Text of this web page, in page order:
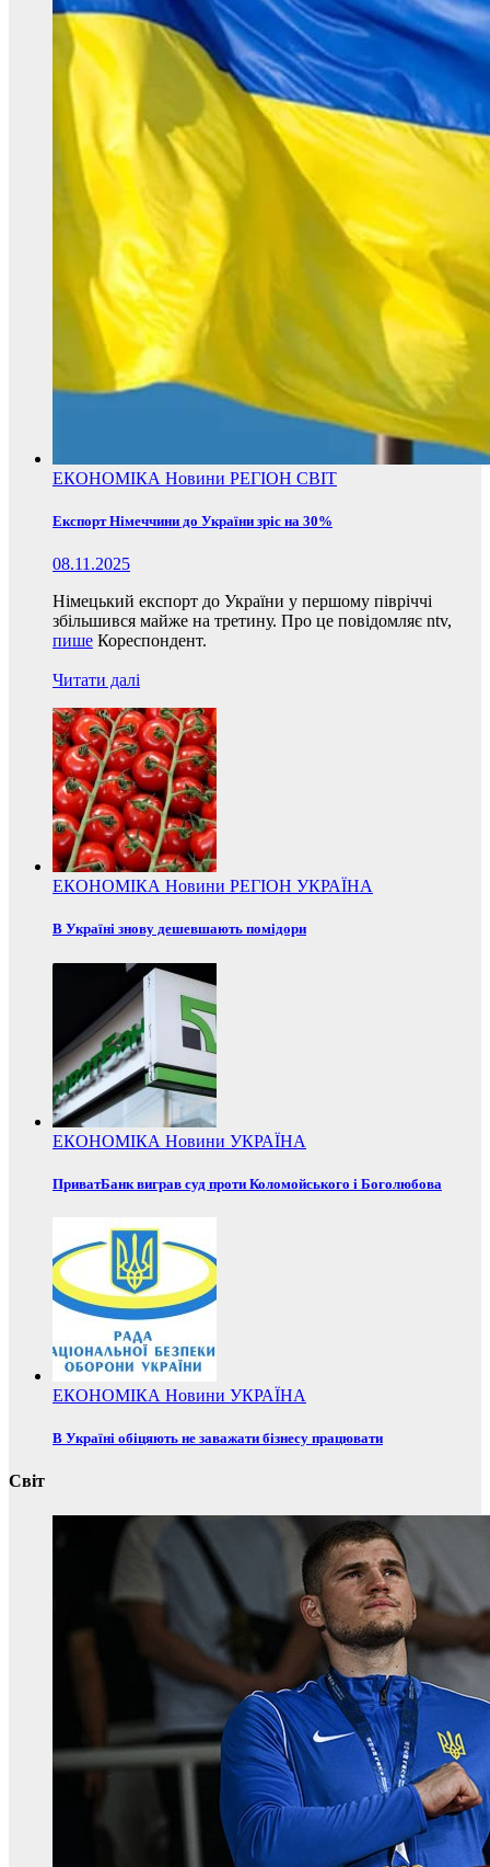
ЕКОНОМІКА Новини РЕГІОН СВІТ
Експорт Німеччини до України зріс на 30%
08.11.2025
Німецький експорт до України у першому півріччі
збільшився майже на третину. Про це повідомляє ntv,
пише Кореспондент.
Читати далі
ЕКОНОМІКА Новини РЕГІОН УКРАЇНА
В Україні знову дешевшають помідори
ЕКОНОМІКА Новини УКРАЇНА
ПриватБанк виграв суд проти Коломойського і Боголюбова
ЕКОНОМІКА Новини УКРАЇНА
В Україні обіцяють не заважати бізнесу працювати
Світ